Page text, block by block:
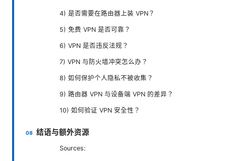
4) 是否需要在路由器上装 VPN？
5) 免费 VPN 是否可靠？
6) VPN 是否违反法规？
7) VPN 与防火墙冲突怎么办？
8) 如何保护个人隐私不被收集？
9) 路由器 VPN 与设备端 VPN 的差异？
10) 如何验证 VPN 安全性？
结语与额外资源
Sources: